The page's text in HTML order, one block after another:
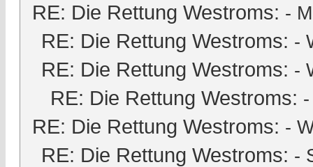
RE: Die Rettung Westroms: -
RE: Die Rettung Westroms: -
RE: Die Rettung Westroms: -
RE: Die Rettung Westroms:
RE: Die Rettung Westroms: -
RE: Die Rettung Westroms: -